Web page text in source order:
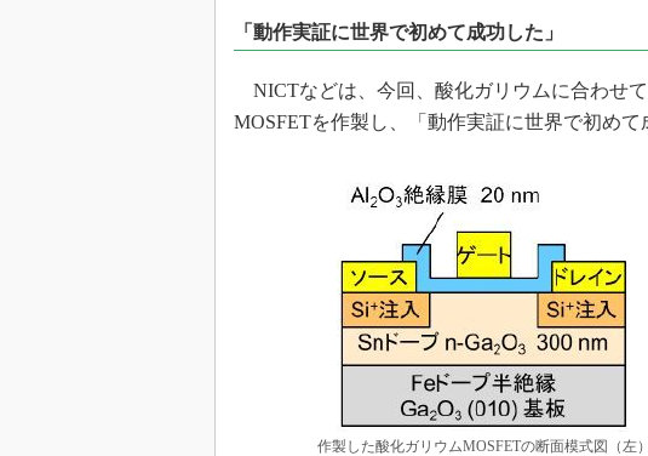
「動作実証に世界で初めて成功した」
NICTなどは、今回、酸化ガリウムに合わせ
MOSFETを作製し、「動作実証に世界で初めて
作製した酸化ガリウムMOSFETの断面模式図（左